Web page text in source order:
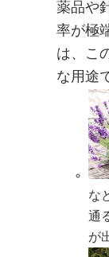
薬品や
率が極
は、こ
な用途
な
通
が